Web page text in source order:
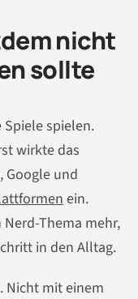
nicht
sollte
Spiele spielen.
wirkte das
Google und
ein.
Thema mehr,
in den Alltag.
Nicht mit einem